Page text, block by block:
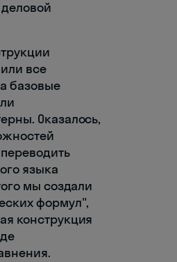
все
базовые
Оказалось,
языка
мы создали
формул",
конструкция